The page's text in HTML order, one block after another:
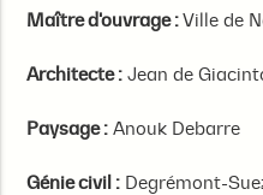
Maître d'ouvrage :Ville de
Architecte : Jean de
Paysage : Anouk Debarre
Génie civil : Degrémont-